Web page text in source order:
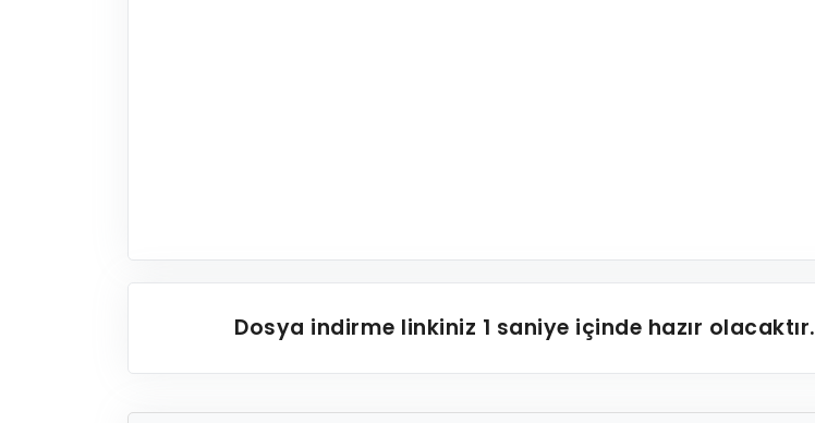
Dosya indirme linkiniz 1 saniye içinde hazır olacaktır.